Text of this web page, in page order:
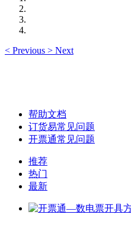
< Previous > Next
帮助文档
订货易常见问题
开票通常见问题
推荐
热门
最新